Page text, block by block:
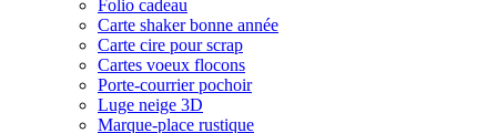
Folio cadeau
Carte shaker bonne année
Carte cire pour scrap
Cartes voeux flocons
Porte-courrier pochoir
Luge neige 3D
Marque-place rustique